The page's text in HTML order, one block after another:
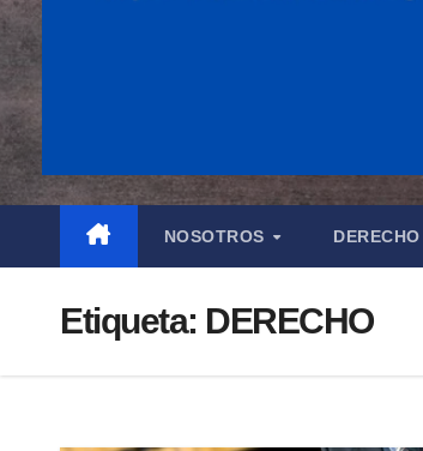
NOSOTROS DERECHO
Etiqueta: DERECHO